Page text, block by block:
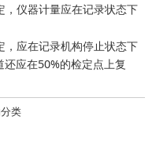
仪器计量应在记录状态下
应在记录机构停止状态下
应在50%的检定点上复
类